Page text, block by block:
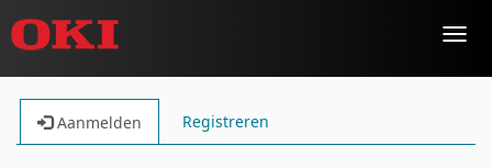
Aanmelden Registreren